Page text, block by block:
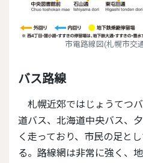
市電路線図(札幌市交
バス路線
札幌近郊ではじょうてつバス、ジェイ・アール北海
道バス、北海道中央バス、
く走っており、市民の足と
る。路線網は非常に強く、